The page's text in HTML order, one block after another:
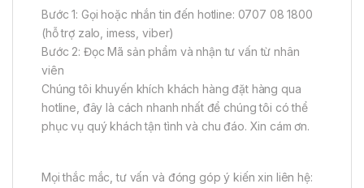
Bước 1: Gọi hoặc nhắn tin đến hotline: 0707 08 1800
(hỗ trợ zalo, imess, viber)
Bước 2: Đọc Mã sản phẩm và nhận tư vấn từ nhân
viên
Chúng tôi khuyến khích khách hàng đặt hàng qua
hotline, đây là cách nhanh nhất để chúng tôi có thể
phục vụ quý khách tận tình và chu đáo. Xin cám ơn.
Mọi thắc mắc, tư vấn và đóng góp ý kiến xin liên hệ: